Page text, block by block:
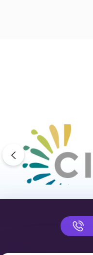
previous